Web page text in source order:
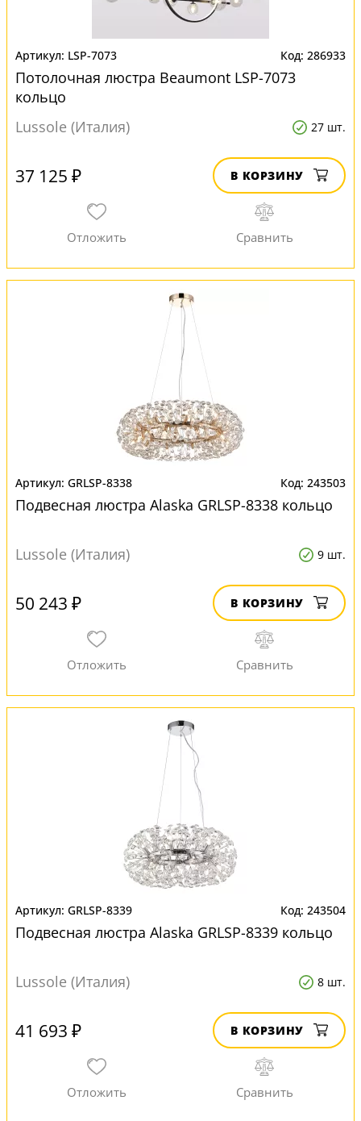
LSP-7073 286933
Потолочная люстра Beaumont LSP-7073
кольцо
Lussole (Италия)
27 шт.
37 125 ₽ В КОРЗИНУ
GRLSP-8338 243503
Подвесная люстра Alaska GRLSP-8338 кольцо
Lussole (Италия) 9 шт.
50 243 ₽ В КОРЗИНУ
GRLSP-8339 243504
Подвесная люстра Alaska GRLSP-8339 кольцо
Lussole (Италия) 8 шт.
41 693 ₽ В КОРЗИНУ